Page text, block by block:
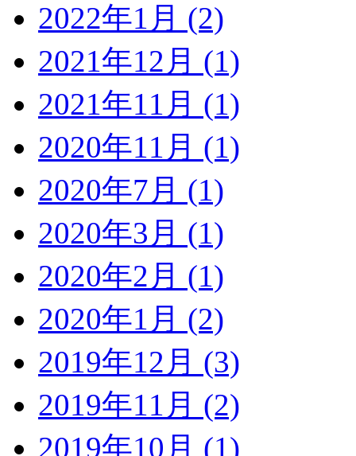
2022年1月 (2)
2021年12月 (1)
2021年11月 (1)
2020年11月 (1)
2020年7月 (1)
2020年3月 (1)
2020年2月 (1)
2020年1月 (2)
2019年12月 (3)
2019年11月 (2)
2019年10月 (1)